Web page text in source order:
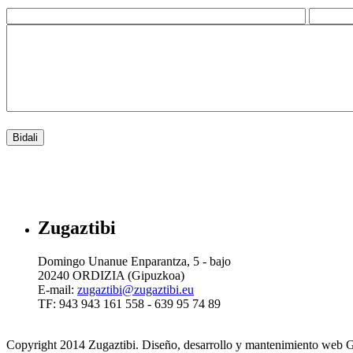
Zugaztibi
Domingo Unanue Enparantza, 5 - bajo
20240 ORDIZIA (Gipuzkoa)
E-mail: zugaztibi@zugaztibi.eu
TF: 943 943 161 558 - 639 95 74 89
Copyright 2014 Zugaztibi. Diseño, desarrollo y mantenimiento web